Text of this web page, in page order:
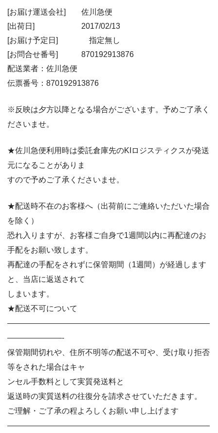
[お届け運送会社] 佐川急便
[出荷日] 2017/02/13
[お届け予定日] 指定無し
[お問合せ番号] 870192913876
配送業者：佐川急便
伝票番号：870192913876
※反映は夕方以降となる場合がございます。予めご了承く
ださいませ。
★佐川急便利用時は委託倉庫先のKIロジスティクスが発送
元になることがありま
すので予めご了承くださいませ。
★配送時不在のお客様へ（出荷前にご連絡いただいた場合
を除く）
恐れ入りますが、お客様ご自身で1週間以内に再配達のお
手配をお願い致します。
再配達の手配をされずに保管期間（1週間）が経過します
と、当店に返送されて
しまいます。
★配送不可について
——————————————————————————
———————-
保管期間切れや、住所不明等の配送不可や、受け取り拒否
等をされた場合はキャ
ンセル手数料として実質発送料と
返送時の実質送料の往復分を請求させていただきます。
ご理解・ご了承の程よろしくお願い申し上げます
——————————————————————————